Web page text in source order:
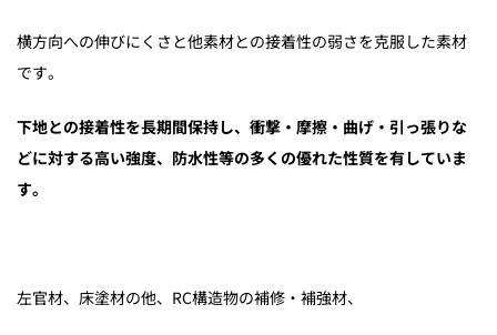
横方向への伸びにくさと他素材との接着性の弱さを克服した素材
です。
下地との接着性を長期間保持し、衝撃・摩擦・曲げ・引っ張りな
どに対する高い強度、防水性等の多くの優れた性質を有していま
す。
左官材、床塗材の他、RC構造物の補修・補強材、